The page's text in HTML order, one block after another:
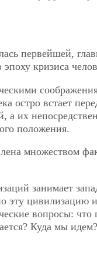
первейшей,
кризиса
остро встает
а их
положения.
множеством
занимает
эту цивилизацию
вопросы: что
Куда мы